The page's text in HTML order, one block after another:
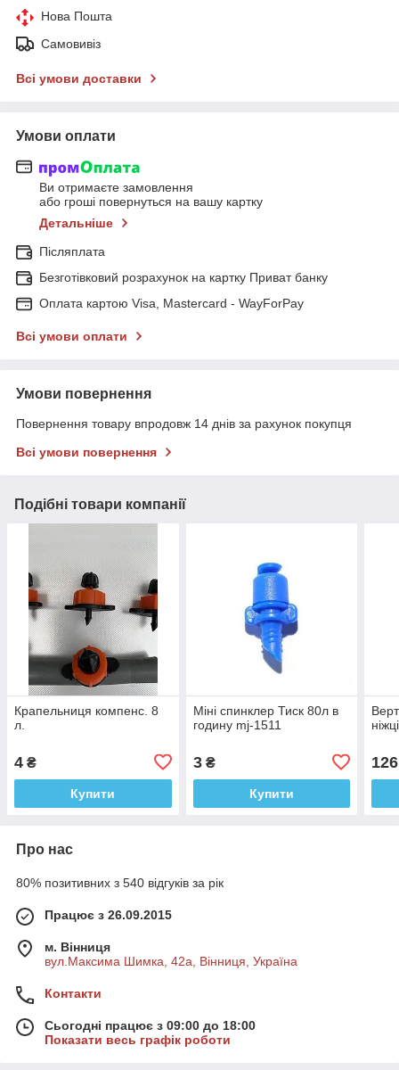
Нова Пошта
Самовивіз
Всі умови доставки
Умови оплати
Ви отримаєте замовлення
або гроші повернуться на вашу картку
Детальніше
Післяплата
Безготівковий розрахунок на картку Приват банку
Оплата картою Visa, Mastercard - WayForPay
Всі умови оплати
Умови повернення
Повернення товару впродовж 14 днів за рахунок покупця
Всі умови повернення
Подібні товари компанії
Крапельниця компенс. 8
л.
4 ₴
Купити
Міні спинклер Тиск 80л в
годину mj-1511
3₴
Купити
126
Про нас
80% позитивних з 540 відгуків за рік
Працює з 26.09.2015
м. Вінниця
вул.Максима Шимка, 42а, Вінниця, Україна
Контакти
Сьогодні працює з 09:00 до 18:00
Показати весь графік роботи